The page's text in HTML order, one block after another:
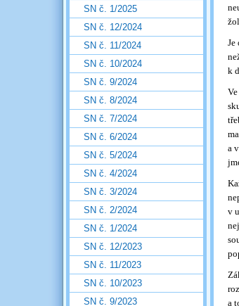
Je
k
a
v
a
SN č. 1/2025
SN č. 12/2024
SN č. 11/2024
SN č. 10/2024
SN č. 9/2024
SN č. 8/2024
SN č. 7/2024
SN č. 6/2024
SN č. 5/2024
SN č. 4/2024
SN č. 3/2024
SN č. 2/2024
SN č. 1/2024
SN č. 12/2023
SN č. 11/2023
SN č. 10/2023
SN č. 9/2023